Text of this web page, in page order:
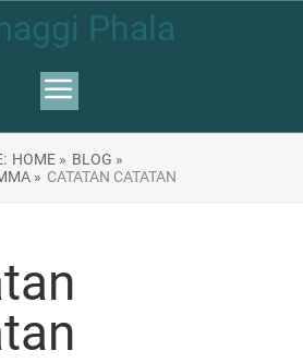
Phala
HOME » BLOG »
» CATATAN CATATAN